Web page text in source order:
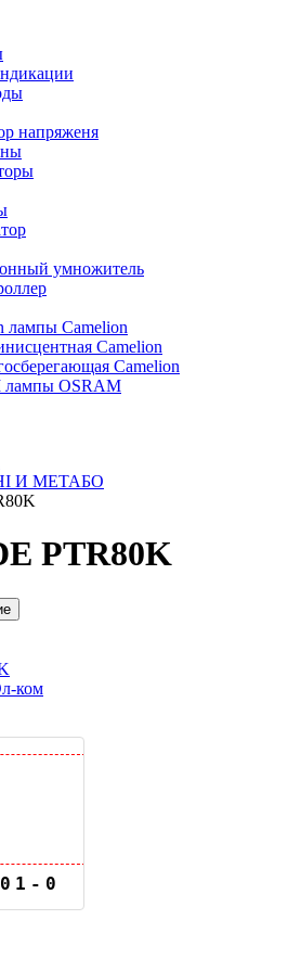
напряженя
умножитель
лампы Camelion
Сamelion
Сamelion
лампы OSRAM
И МЕТАБО
PTR80K
ком
0